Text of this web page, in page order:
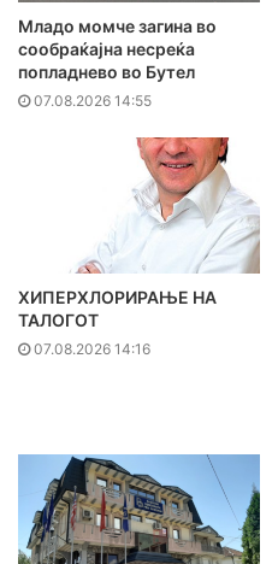
Младо момче загина во
сообраќајна несреќа
попладнево во Бутел
07.08.2026 14:55
ХИПЕРХЛОРИРАЊЕ НА
ТАЛОГОТ
07.08.2026 14:16